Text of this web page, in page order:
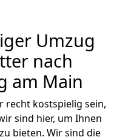
Umzug
nach
am Main
recht kostspielig sein,
sind hier, um Ihnen
zu bieten. Wir sind die